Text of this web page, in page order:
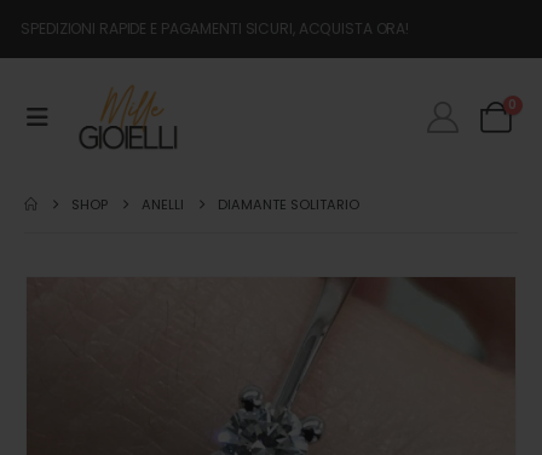
SPEDIZIONI RAPIDE E PAGAMENTI SICURI, ACQUISTA ORA!
0
SHOP ANELLI DIAMANTE SOLITARIO